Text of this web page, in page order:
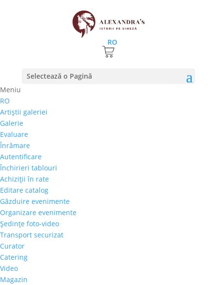
RO
Selectează o Pagină
Meniu
RO
Artiştii galeriei
Galerie
Evaluare
Înrămare
Autentificare
Închirieri tablouri
Achiziţii în rate
Editare catalog
Găzduire evenimente
Organizare evenimente
Şedinţe foto-video
Transport securizat
Curator
Catering
Video
Magazin
Prima pagină⚊ Autor produs ⚊ Vasile Crăiță
Preţ orientativ
Autor
Perioada
Stil/Şcoală
Tip lucrare
Tehnică
Temă
Cai-Hipism(0)
Citadin
Cladiri faimoase